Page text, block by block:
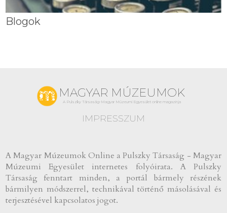
Blogok
MAGYAR MÚZEUMOK
A Pulszky Társaság-Magyar Múzeumi Egyesület online magazinja
IMPRESSZUM
A Magyar Múzeumok Online a Pulszky Társaság - Magyar
Múzeumi Egyesület internetes folyóirata. A Pulszky
Társaság fenntart minden, a portál bármely részének
bármilyen módszerrel, technikával történő másolásával és
terjesztésével kapcsolatos jogot.